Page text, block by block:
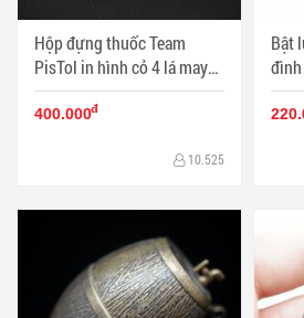
Hộp đựng thuốc Team
PisTol in hình cỏ 4 lá may
mắn (lọi 16 điếu) - Mã SP:
HTL1553
400.000đ
10.525
Bật